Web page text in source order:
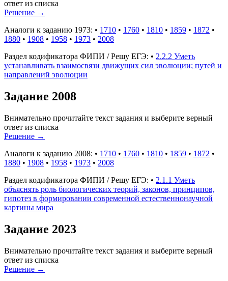
ответ из списка
Решение →
Аналоги к заданию 1973: • 1710 • 1760 • 1810 • 1859 • 1872 •
1880 • 1908 • 1958 • 1973 • 2008
Раздел кодификатора ФИПИ / Решу ЕГЭ: • 2.2.2 Уметь
устанавливать взаимосвязи движущих сил эволюции; путей и
направлений эволюции
Задание 2008
Внимательно прочитайте текст задания и выберите верный
ответ из списка
Решение →
Аналоги к заданию 2008: • 1710 • 1760 • 1810 • 1859 • 1872 •
1880 • 1908 • 1958 • 1973 • 2008
Раздел кодификатора ФИПИ / Решу ЕГЭ: • 2.1.1 Уметь
объяснять роль биологических теорий, законов, принципов,
гипотез в формировании современной естественнонаучной
картины мира
Задание 2023
Внимательно прочитайте текст задания и выберите верный
ответ из списка
Решение →